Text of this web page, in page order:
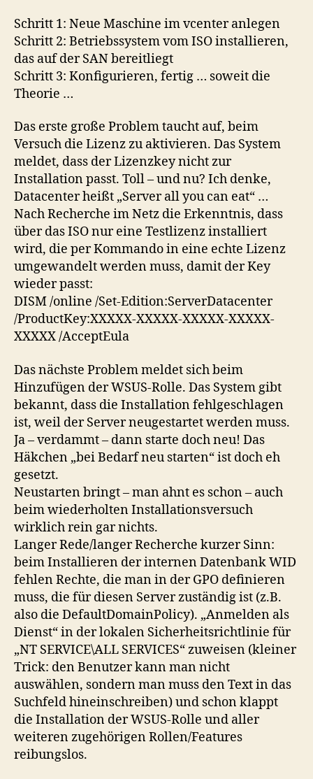
Schritt 1: Neue Maschine im vcenter anlegen
Schritt 2: Betriebssystem vom ISO installieren,
das auf der SAN bereitliegt
Schritt 3: Konfigurieren, fertig … soweit die
Theorie …
Das erste große Problem taucht auf, beim
Versuch die Lizenz zu aktivieren. Das System
meldet, dass der Lizenzkey nicht zur
Installation passt. Toll – und nu? Ich denke,
Datacenter heißt „Server all you can eat“ …
Nach Recherche im Netz die Erkenntnis, dass
über das ISO nur eine Testlizenz installiert
wird, die per Kommando in eine echte Lizenz
umgewandelt werden muss, damit der Key
wieder passt:
DISM /online /Set-Edition:ServerDatacenter
/ProductKey:XXXXX-XXXXX-XXXXX-XXXXX-
XXXXX /AcceptEula
Das nächste Problem meldet sich beim
Hinzufügen der WSUS-Rolle. Das System gibt
bekannt, dass die Installation fehlgeschlagen
ist, weil der Server neugestartet werden muss.
Ja – verdammt – dann starte doch neu! Das
Häkchen „bei Bedarf neu starten“ ist doch eh
gesetzt.
Neustarten bringt – man ahnt es schon – auch
beim wiederholten Installationsversuch
wirklich rein gar nichts.
Langer Rede/langer Recherche kurzer Sinn:
beim Installieren der internen Datenbank WID
fehlen Rechte, die man in der GPO definieren
muss, die für diesen Server zuständig ist (z.B.
also die DefaultDomainPolicy). „Anmelden als
Dienst“ in der lokalen Sicherheitsrichtlinie für
„NT SERVICE\ALL SERVICES“ zuweisen (kleiner
Trick: den Benutzer kann man nicht
auswählen, sondern man muss den Text in das
Suchfeld hineinschreiben) und schon klappt
die Installation der WSUS-Rolle und aller
weiteren zugehörigen Rollen/Features
reibungslos.